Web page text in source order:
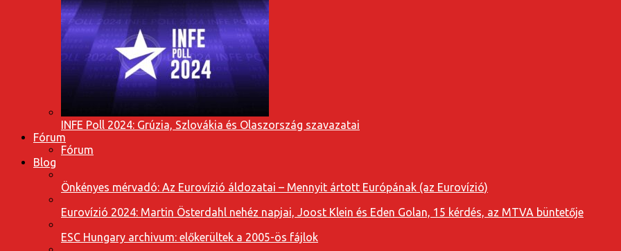
INFE Poll 2024: Grúzia, Szlovákia és Olaszország szavazatai
Fórum
Fórum
Blog
Önkényes mérvadó: Az Eurovízió áldozatai – Mennyit ártott Európának (az Eurovízió)
Eurovízió 2024: Martin Österdahl nehéz napjai, Joost Klein és Eden Golan, 15 kérdés, az MTVA büntetője
ESC Hungary archivum: előkerültek a 2005-ös fájlok